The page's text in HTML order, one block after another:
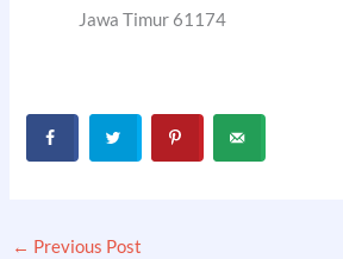
Jawa Timur 61174
← Previous Post